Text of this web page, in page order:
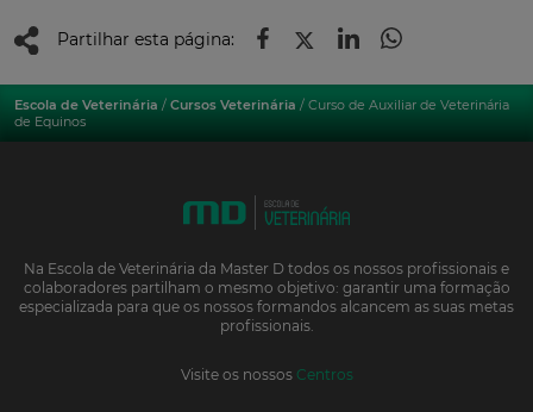
Partilhar esta página:
Escola de Veterinária / Cursos Veterinária / Curso de Auxiliar de Veterinária
de Equinos
Na Escola de Veterinária da Master D todos os nossos profissionais e
colaboradores partilham o mesmo objetivo: garantir uma formação
especializada para que os nossos formandos alcancem as suas metas
profissionais.
Visite os nossos Centros